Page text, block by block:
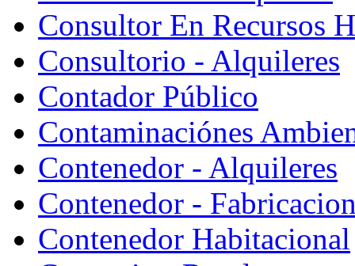
Consultor En Recursos
Consultorio - Alquileres
Contador Público
Contaminaciónes
Contenedor - Alquileres
Contenedor -
Contenedor Habitacional